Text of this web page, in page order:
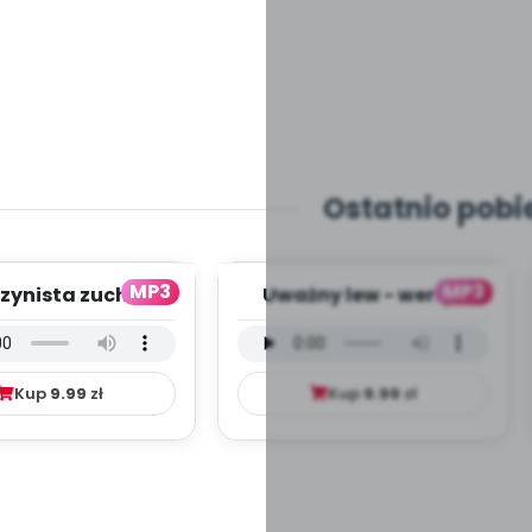
Ostatnio
MP3
zuch -
mp3)
Kup 9.99 zł
MP3
Uważny lew - wersja
Kup9.99zł